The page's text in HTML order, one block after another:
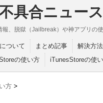
具合ニュー
、脱獄（Jailbreak）や神アプリの
ついて まとめ記事 解決方法
の使い方 iTunesStoreの使
方 >